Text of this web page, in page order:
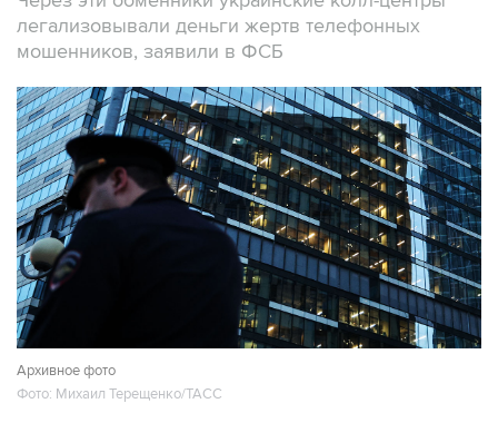
легализовывали деньги жертв телефонных
мошенников, заявили в ФСБ
Архивное фото
Фото: Михаил Терещенко/ТАСС